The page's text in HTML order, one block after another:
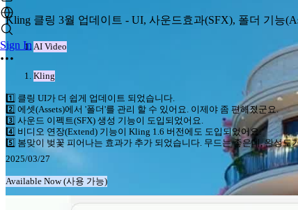
Sign In
Kling 클링 3월 업데이트 - UI, 사운드효과(SFX), 폴더 기능
AI Video
Kling
1️⃣ 클링 UI가 더 쉽게 업데이트 되었습니다.
2️⃣ 에셋(Assets)에서 '폴더'를 관리 할 수 있어요. 이제야 좀 편해졌군요.
3️⃣ 사운드 이펙트(SFX) 생성 기능이 도입되었어요.
4️⃣ 비디오 연장(Extend) 기능이 Kling 1.6 버전에도 도입되었어요.
5️⃣ 봄맞이 벚꽃 피어나는 효과가 추가 되었습니다. 무드는 좋은데, 완성도
2025/03/27
Available Now (사용 가능)